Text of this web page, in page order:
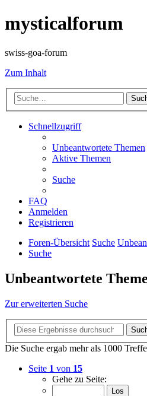
mysticalforum
swiss-goa-forum
Zum Inhalt
Schnellzugriff
Unbeantwortete Themen
Aktive Themen
Suche
FAQ
Anmelden
Registrieren
Foren-Übersicht Suche
Suche
Unbeantwortete
Zur erweiterten Suche
Die Suche ergab mehr als 1000
Seite 1 von 15
Gehe zu Seite: